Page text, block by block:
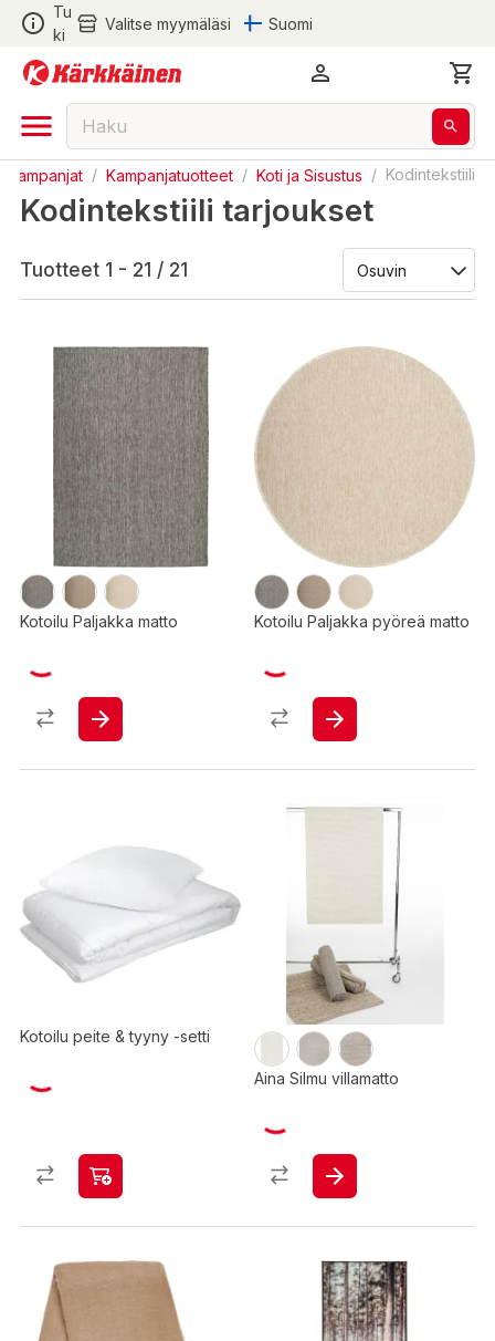
Tu
ki
Valitse myymäläsi Suomi
Kampanjat / Kampanjatuotteet / Koti ja Sisustus / Kodintekstiili
Kodintekstiili tarjoukset
Tuotteet 1 - 21 / 21
Kotoilu Paljakka matto Kotoilu Paljakka pyöreä matto
Kotoilu peite & tyyny -setti
Aina Silmu villamatto